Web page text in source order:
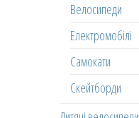
Велосипеди
Електромобілі
Самокати
Скейтборди